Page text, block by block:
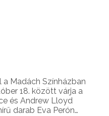
a Madách Színházban
18. között várja a
és Andrew Lloyd
darab Eva Perón